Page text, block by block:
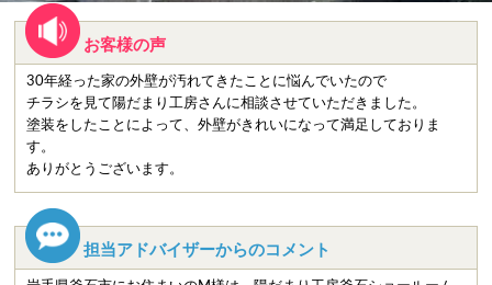
お客様の声
30年経った家の外壁が汚れてきたことに悩んでいたので
チラシを見て陽だまり工房さんに相談させていただきました。
塗装をしたことによって、外壁がきれいになって満足しておりま
す。
ありがとうございます。
担当アドバイザーからのコメント